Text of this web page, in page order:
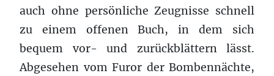
auch ohne persönliche Zeugnisse schnell
zu einem offenen Buch, in dem sich
bequem vor- und zurückblättern lässt.
Abgesehen vom Furor der Bombennächte,